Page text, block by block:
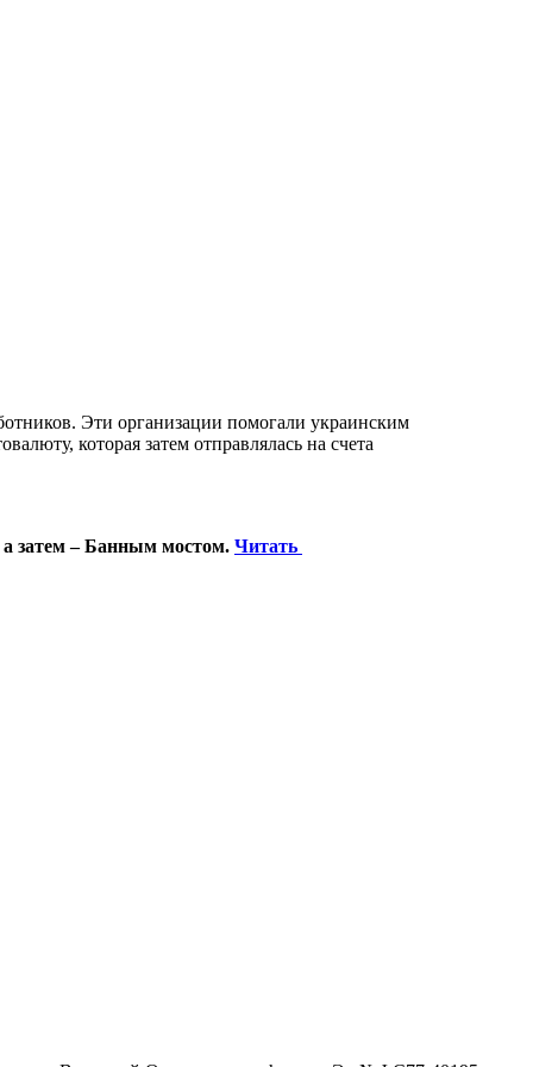
Эти организации помогали украинским
которая затем отправлялась на счета
затем – Банным мостом. Читать